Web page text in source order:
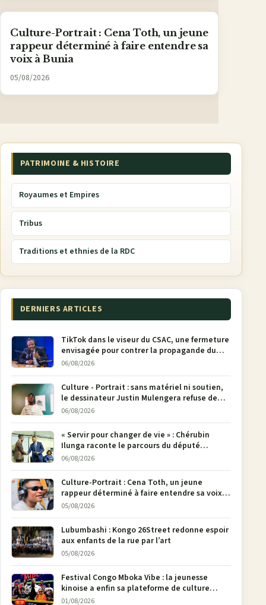
Culture-Portrait : Cena Toth, un jeune
rappeur déterminé à faire entendre sa
voix à Bunia
05/08/2026
PATRIMOINE & HISTOIRE
Royaumes et Empires
Tribus
Traditions et ethnies de la RDC
DERNIERS ARTICLES
TikTok dans le viseur du CSAC, une fermeture
envisagée pour contrer la propagande du
M23
06/08/2026
Culture - Portrait : sans matériel ni soutien,
le dessinateur Justin Mulengera refuse de
poser son crayon
06/08/2026
« Servir pour changer de vie » : Chérubin
Ilunga raconte le parcours du député
national Jethro Muyombi Tshimbu en 137
06/08/2026
Culture-Portrait : Cena Toth, un jeune
rappeur déterminé à faire entendre sa voix à
Bunia
05/08/2026
Lubumbashi : Kongo 26Street redonne espoir
aux enfants de la rue par l’art
05/08/2026
Festival Congo Mboka Vibe : la jeunesse
kinoise a enfin sa plateforme de culture
urbaine
01/08/2026